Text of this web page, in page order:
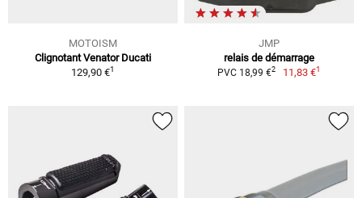
MOTOISM
Clignotant Venator Ducati
129,90 €1
JMP
relais de démarrage
PVC 18,99 €2 11,83 €1